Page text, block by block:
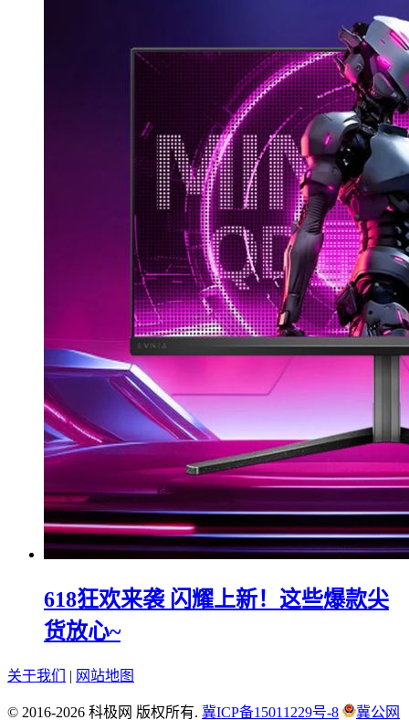
618狂欢来袭 闪耀上新！这些爆款尖
货放心~
关于我们 | 网站地图
© 2016-2026 科极网 版权所有. 冀ICP备15011229号-8
冀公网